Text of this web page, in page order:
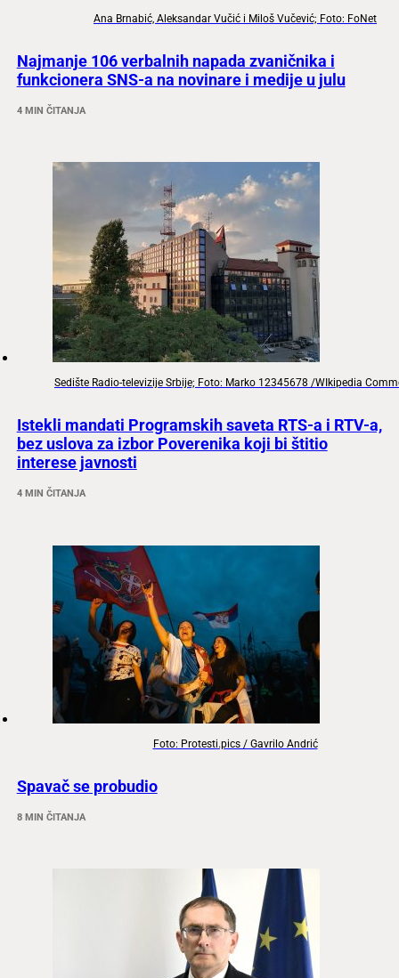
Ana Brnabić, Aleksandar Vučić i Miloš Vučević; Foto: FoNet
Najmanje 106 verbalnih napada zvaničnika i
funkcionera SNS-a na novinare i medije u julu
4 MIN ČITANJA
Sedište Radio-televizije Srbije; Foto: Marko 12345678 /WIkipedia
Istekli mandati Programskih saveta RTS-a i RTV-a,
bez uslova za izbor Poverenika koji bi štitio
interese javnosti
4 MIN ČITANJA
Foto: Protesti.pics / Gavrilo Andrić
Spavač se probudio
8 MIN ČITANJA